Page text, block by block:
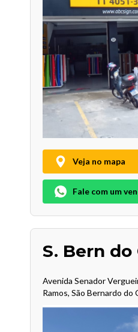
Veja no mapa
Fale com um
S. Bern do
Avenida Senador
Ramos, São Bernardo do